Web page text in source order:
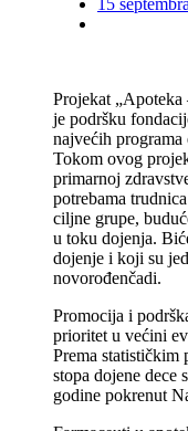
15
Projekat
je podršku
najvećih programa
Tokom ovog
primarnoj
potrebama
ciljne grupe,
u toku dojenja.
dojenje i koji su
novorođenčadi.
Promocija i
prioritet u većini
Prema statističkim
stopa dojene dece
godine pokrenut